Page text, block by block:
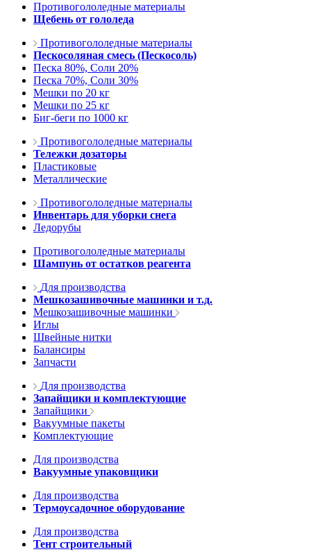
Противогололедные материалы
Щебень от гололеда
Противогололедные материалы
Пескосоляная смесь (Пескосоль)
Песка 80%, Соли 20%
Песка 70%, Соли 30%
Мешки по 20 кг
Мешки по 25 кг
Биг-беги по 1000 кг
Противогололедные материалы
Тележки дозаторы
Пластиковые
Металлические
Противогололедные материалы
Инвентарь для уборки снега
Ледорубы
Противогололедные материалы
Шампунь от остатков реагента
Для производства
Мешкозашивочные машинки и т.д.
Мешкозашивочные машинки
Иглы
Швейные нитки
Балансиры
Запчасти
Для производства
Запайщики и комплектующие
Запайщики
Вакуумные пакеты
Комплектующие
Для производства
Вакуумные упаковщики
Для производства
Термоусадочное оборудование
Для производства
Тент строительный